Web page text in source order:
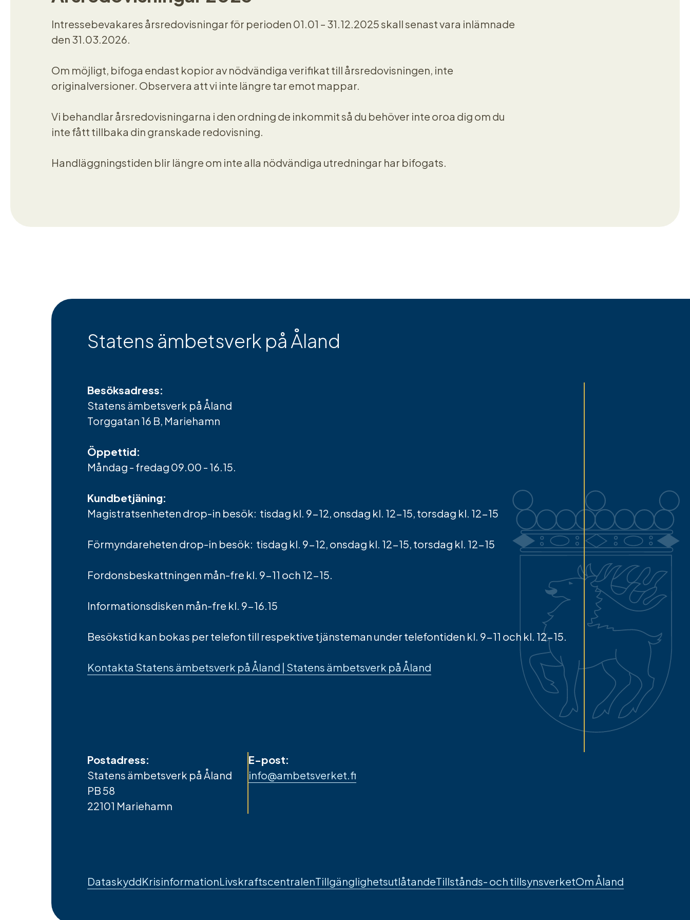
Intressebevakares årsredovisningar för perioden 01.01 – 31.12.2025 skall senast vara inlämnade
den 31.03.2026.
Om möjligt, bifoga endast kopior av nödvändiga verifikat till årsredovisningen, inte
originalversioner. Observera att vi inte längre tar emot mappar.
Vi behandlar årsredovisningarna i den ordning de inkommit så du behöver inte oroa dig om du
inte fått tillbaka din granskade redovisning.
Handläggningstiden blir längre om inte alla nödvändiga utredningar har bifogats.
Statens ämbetsverk på Åland
Besöksadress:
Statens ämbetsverk på Åland
Torggatan 16 B, Mariehamn
Öppettid:
Måndag - fredag 09.00 - 16.15.
Kundbetjäning:
Magistratsenheten drop-in besök: tisdag kl. 9-12, onsdag kl. 12-15, torsdag kl. 12-15
Förmyndareheten drop-in besök: tisdag kl. 9-12, onsdag kl. 12-15, torsdag kl. 12-15
Fordonsbeskattningen mån-fre kl. 9-11 och 12-15.
Informationsdisken mån-fre kl. 9-16.15
Besökstid kan bokas per telefon till respektive tjänsteman under telefontiden kl. 9-11 och kl. 12-15.
Kontakta Statens ämbetsverk på Åland | Statens ämbetsverk på Åland
Postadress:
Statens ämbetsverk på Åland
PB 58
22101 Mariehamn
E-post:
info@ambetsverket.fi
Sidfotens
DataskyddKrisinformationLivskraftscentralenTillgänglighetsutlåtandeTillstånds- och tillsynsverketOm Åland